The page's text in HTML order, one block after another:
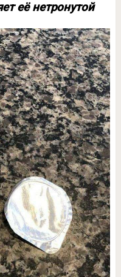
её нетронутой